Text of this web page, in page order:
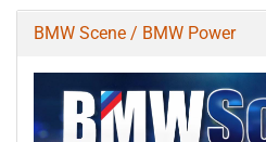
BMW Scene / BMW Power